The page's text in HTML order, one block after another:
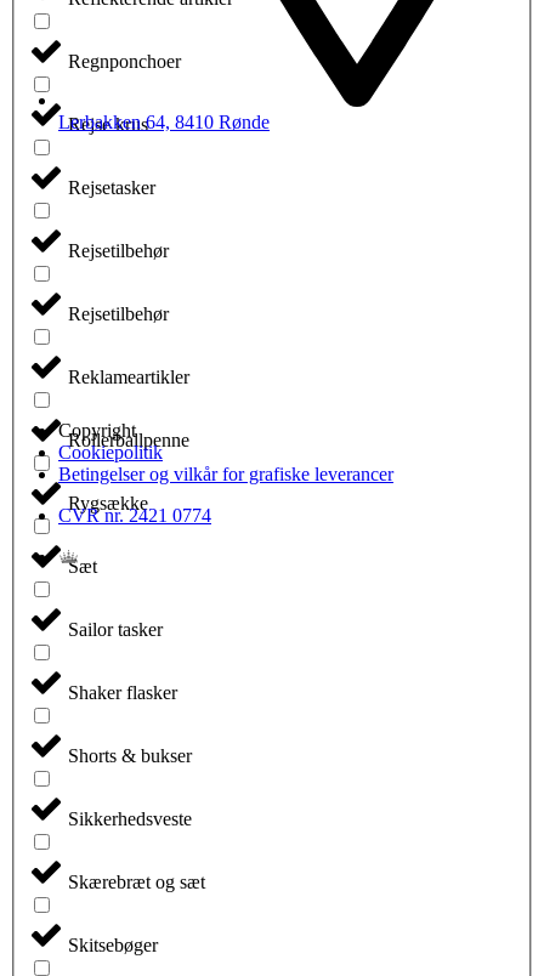
Regnponchoer
Rejse krus
Rejsetasker
Rejsetilbehør
Rejsetilbehør
Reklameartikler
Rollerballpenne
Rygsække
Sæt
Sailor tasker
Shaker flasker
Shorts & bukser
Sikkerhedsveste
Skærebræt og sæt
Skitsebøger
Lerbakken 64, 8410 Rønde
Copyright
Cookiepolitik
Betingelser og vilkår for grafiske leverancer
CVR nr. 2421 0774